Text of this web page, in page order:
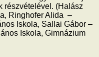
részvételével. (Halász
Ringhofer Alida –
Iskola, Sallai Gábor –
Iskola, Gimnázium